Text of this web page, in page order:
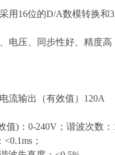
用16位的D/A数模转换
压、同步性好、精度高
流输出（有效值）120A
)：0-240V；谐波次数：
；